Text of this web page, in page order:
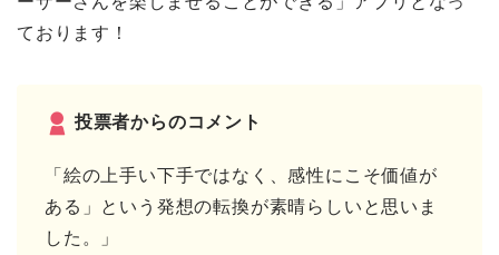
ております！
投票者からのコメント
「絵の上手い下手ではなく、感性にこそ価値が
ある」という発想の転換が素晴らしいと思いま
した。」